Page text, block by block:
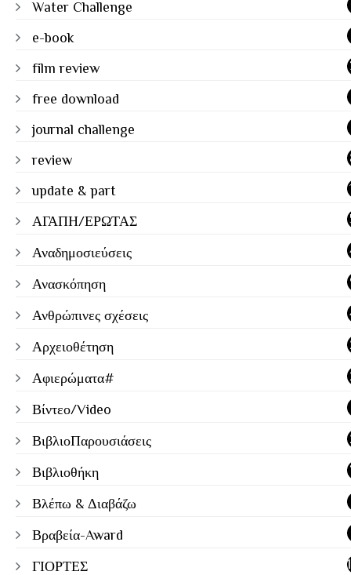
Water Challenge
e-book
film review
free download
journal challenge
review
update & part
ΑΓΑΠΗ/ΕΡΩΤΑΣ
Αναδημοσιεύσεις
Ανασκόπηση
Ανθρώπινες σχέσεις
Αρχειοθέτηση
Αφιερώματα#
Βίντεο/Video
ΒιβλιοΠαρουσιάσεις
Βιβλιοθήκη
Βλέπω & Διαβάζω
Βραβεία-Award
ΓΙΟΡΤΕΣ